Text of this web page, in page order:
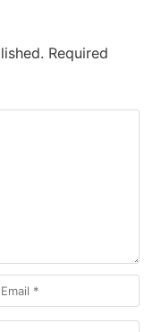
Required